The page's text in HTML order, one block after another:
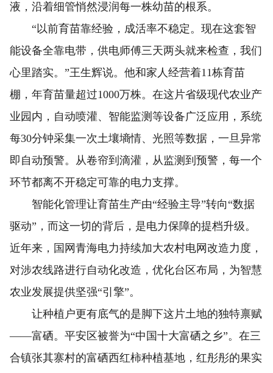
液，沿着细管悄然浸润每一株幼苗的根系。
“以前育苗靠经验，成活率不稳定。现在这套智
能设备全靠电带，供电师傅三天两头就来检查，我们
心里踏实。”王生辉说。他和家人经营着11栋育苗
棚，年育苗量超过1000万株。在这片省级现代农业产
业园内，自动喷灌、智能监测等设备广泛应用，系统
每30分钟采集一次土壤墒情、光照等数据，一旦异常
即自动预警。从卷帘到滴灌，从监测到预警，每一个
环节都离不开稳定可靠的电力支撑。
智能化管理让育苗生产由“经验主导”转向“数据
驱动”，而这一切的背后，是电力保障的提档升级。
近年来，国网青海电力持续加大农村电网改造力度，
对涉农线路进行自动化改造，优化台区布局，为智慧
农业发展提供坚强“引擎”。
让种植户更有底气的是脚下这片土地的独特禀赋
——富硒。平安区被誉为“中国十大富硒之乡”。在三
合镇张其寨村的富硒西红柿种植基地，红彤彤的果实